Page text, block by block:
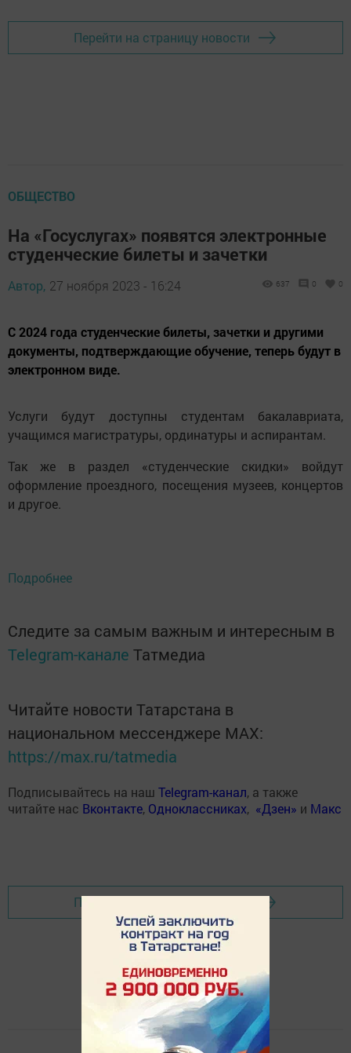
Перейти на страницу новости
ОБЩЕСТВО
На «Госуслугах» появятся электронные
студенческие билеты и зачетки
Автор, 27 ноября 2023 - 16:24 637 0 0
С 2024 года студенческие билеты, зачетки и другими
документы, подтверждающие обучение, теперь будут в
электронном виде.
Услуги будут доступны студентам бакалавриата,
учащимся магистратуры, ординатуры и аспирантам.
Так же в раздел «студенческие скидки» войдут
оформление проездного, посещения музеев, концертов
и другое.
Подробнее
Следите за самым важным и интересным в
Telegram-канале Татмедиа
Читайте новости Татарстана в
национальном мессенджере MАХ:
https://max.ru/tatmedia
Подписывайтесь на наш Telegram-канал, а также
читайте нас Вконтакте, Одноклассниках, «Дзен» и Макс
Перейти на страницу новости